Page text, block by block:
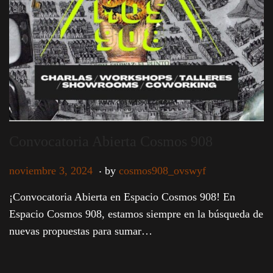
i
o
n
P
s
t
e
noviembre 3, 2024 n
v
i
e
. by cosmos908_ovswyf
¡Convocatoria Abierta en Espacio Cosmos 908! En
Espacio Cosmos 908, estamos siempre en la búsqueda de
nuevas propuestas para sumar…